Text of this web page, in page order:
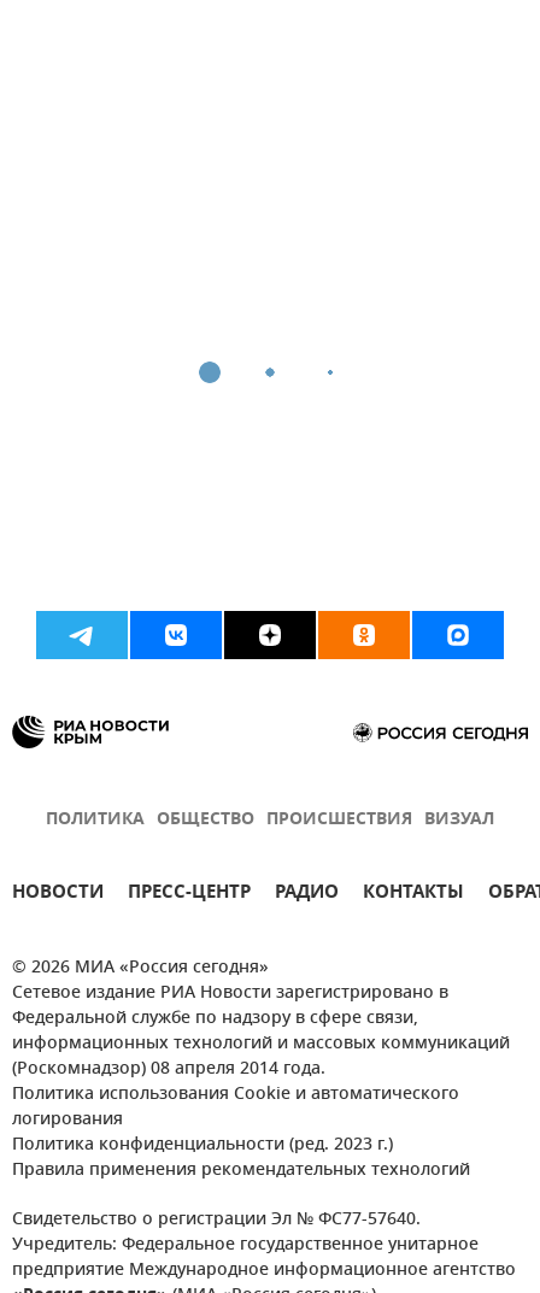
ПОЛИТИКА ОБЩЕСТВО ПРОИСШЕСТВИЯ ВИЗУАЛ
НОВОСТИ ПРЕСС-ЦЕНТР РАДИО КОНТАКТЫ
© 2026 МИА «Россия сегодня»
Сетевое издание РИА Новости зарегистрировано в
Федеральной службе по надзору в сфере связи,
информационных технологий и массовых коммуникаций
(Роскомнадзор) 08 апреля 2014 года.
Политика использования Cookie и автоматического
логирования
Политика конфиденциальности (ред. 2023 г.)
Правила применения рекомендательных технологий
Свидетельство о регистрации Эл № ФС77-57640.
Учредитель: Федеральное государственное унитарное
предприятие Международное информационное агентство